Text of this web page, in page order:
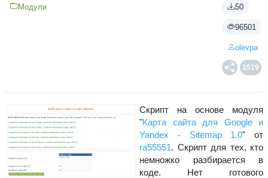
50
96501
olevpa
1519
Модули
Скрипт на основе модуля
"Карта сайта для Google и
Yandex - Sitemap 1.0" от
ra55551. Скрипт для тех, кто
немножко разбирается в
коде. Нет готового